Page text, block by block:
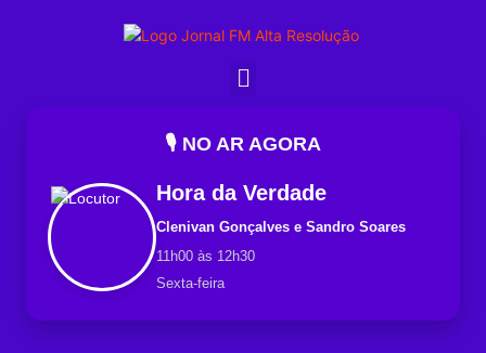
🎙️ NO AR AGORA
Hora da Verdade
Clenivan Gonçalves e Sandro Soares
11h00 às 12h30
Sexta-feira